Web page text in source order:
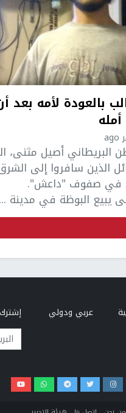
بالعودة لأمه بعد
البريطاني أصيل مثنى،
الذين سافروا إلى
في صفوف "داعش".
يبيع البوظة في مدينة ...
عربي ودولي